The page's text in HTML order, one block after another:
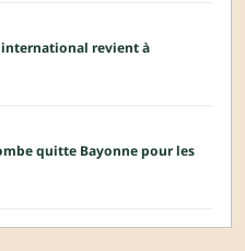
revient à
quitte Bayonne pour les